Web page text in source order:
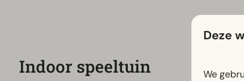
Indoor speeltuin
Deze
We